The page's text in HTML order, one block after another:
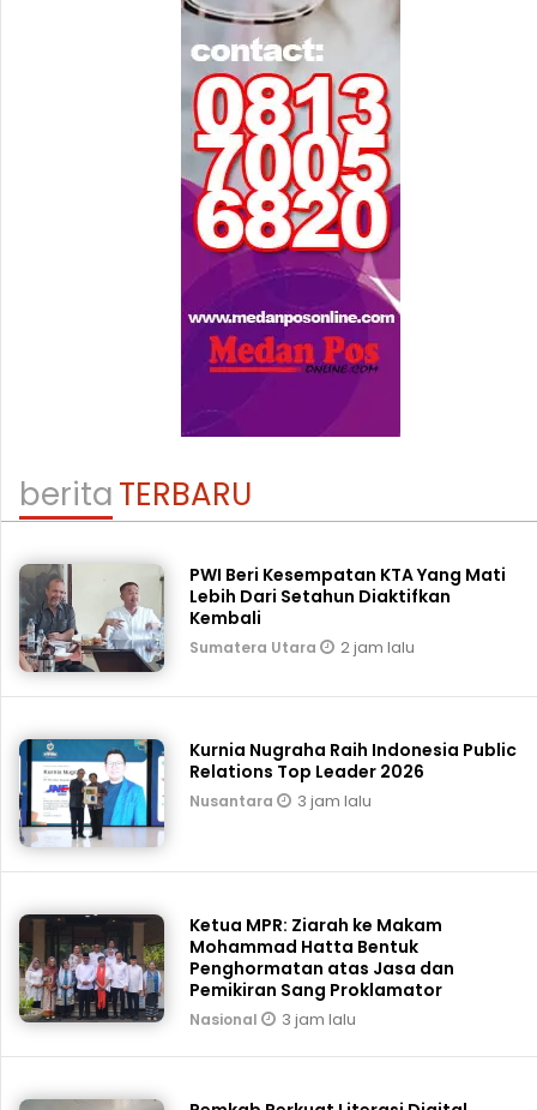
beritaTERBARU
PWI Beri Kesempatan KTA Yang Mati
Lebih Dari Setahun Diaktifkan
Kembali
Sumatera Utara 2 jam lalu
Kurnia Nugraha Raih Indonesia Public
Relations Top Leader 2026
Nusantara 3 jam lalu
Ketua MPR: Ziarah ke Makam
Mohammad Hatta Bentuk
Penghormatan atas Jasa dan
Pemikiran Sang Proklamator
Nasional 3 jam lalu